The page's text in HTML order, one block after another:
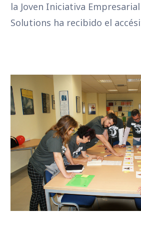
la Joven Iniciativa
Solutions ha recibido el